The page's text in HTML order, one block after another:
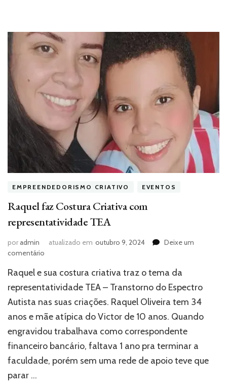
EMPREENDEDORISMO CRIATIVO EVENTOS
Raquel faz Costura Criativa com
representatividade TEA
poradmin atualizado em outubro 9, 2024
Deixe um
comentário
faz
Costura
com
representatividade
TEA
Raquel e sua costura criativa traz o tema da
representatividade TEA – Transtorno do Espectro
Autista nas suas criações. Raquel Oliveira tem 34
anos e mãe atípica do Victor de 10 anos. Quando
engravidou trabalhava como correspondente
financeiro bancário, faltava 1 ano pra terminar a
faculdade, porém sem uma rede de apoio teve que
parar …